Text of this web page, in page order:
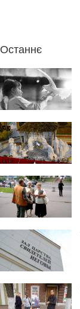
Останнє